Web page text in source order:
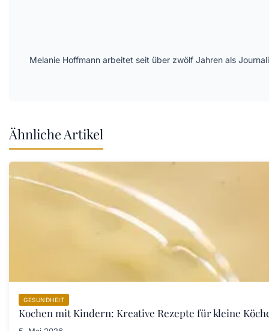
Melanie Hoffmann arbeitet seit über zwölf Jahren als
Ähnliche Artikel
GESUNDHEIT
Kochen mit Kindern: Kreative Rezepte für kleine